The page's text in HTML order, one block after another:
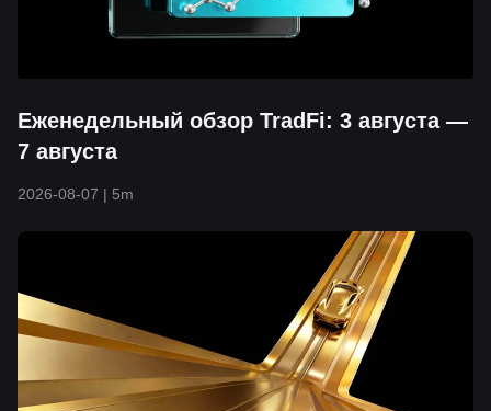
Еженедельный обзор TradFi: 3 августа —
7 августа
2026-08-07 | 5m